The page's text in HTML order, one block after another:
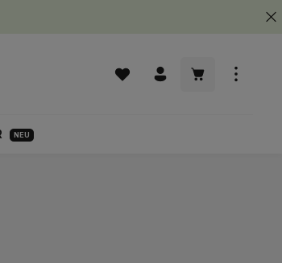
Warenkorb
NEU